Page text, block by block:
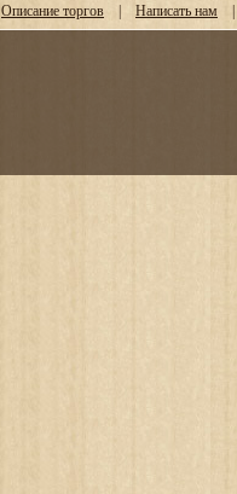
Описание торгов | Написать нам |